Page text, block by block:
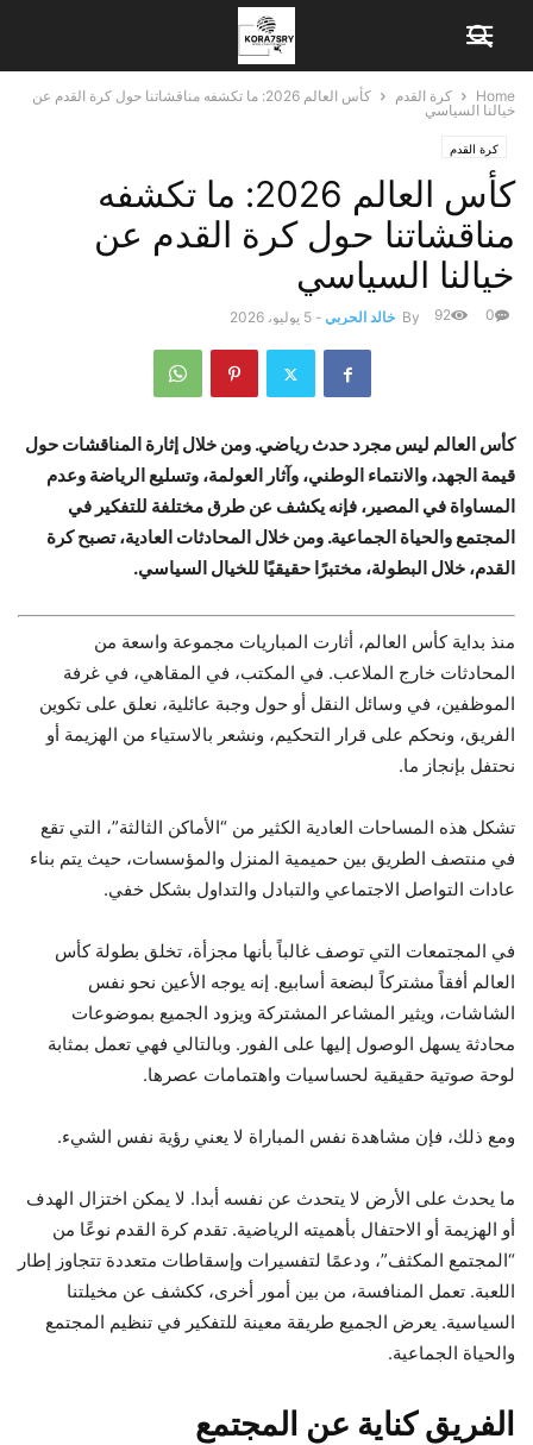
Home كرة القدم
كأس العالم 2026: ما تكشفه مناقشاتنا حول كرة القدم عن
خيالنا السياسي
كرة القدم
كأس العالم 2026: ما تكشفه
مناقشاتنا حول كرة القدم عن
خيالنا السياسي
By خالد الحربي - 5 يوليو، 2026 0
92
كأس العالم ليس مجرد حدث رياضي. ومن خلال إثارة المناقشات حول
قيمة الجهد، والانتماء الوطني، وآثار العولمة، وتسليع الرياضة وعدم
المساواة في المصير، فإنه يكشف عن طرق مختلفة للتفكير في
المجتمع والحياة الجماعية. ومن خلال المحادثات العادية، تصبح كرة
القدم، خلال البطولة، مختبرًا حقيقيًا للخيال السياسي.
منذ بداية كأس العالم، أثارت المباريات مجموعة واسعة من
المحادثات خارج الملاعب. في المكتب، في المقاهي، في غرفة
الموظفين، في وسائل النقل أو حول وجبة عائلية، نعلق على تكوين
الفريق، ونحكم على قرار التحكيم، ونشعر بالاستياء من الهزيمة أو
نحتفل بإنجاز ما.
تشكل هذه المساحات العادية الكثير من “الأماكن الثالثة”، التي تقع
في منتصف الطريق بين حميمية المنزل والمؤسسات، حيث يتم بناء
عادات التواصل الاجتماعي والتبادل والتداول بشكل خفي.
في المجتمعات التي توصف غالباً بأنها مجزأة، تخلق بطولة كأس
العالم أفقاً مشتركاً لبضعة أسابيع. إنه يوجه الأعين نحو نفس
الشاشات، ويثير المشاعر المشتركة ويزود الجميع بموضوعات
محادثة يسهل الوصول إليها على الفور. وبالتالي فهي تعمل بمثابة
لوحة صوتية حقيقية لحساسيات واهتمامات عصرها.
ومع ذلك، فإن مشاهدة نفس المباراة لا يعني رؤية نفس الشيء.
ما يحدث على الأرض لا يتحدث عن نفسه أبدا. لا يمكن اختزال الهدف
أو الهزيمة أو الاحتفال بأهميته الرياضية. تقدم كرة القدم نوعًا من
“المجتمع المكثف”، ودعمًا لتفسيرات وإسقاطات متعددة تتجاوز إطار
اللعبة. تعمل المنافسة، من بين أمور أخرى، ككشف عن مخيلتنا
السياسية. يعرض الجميع طريقة معينة للتفكير في تنظيم المجتمع
والحياة الجماعية.
الفريق كناية عن المجتمع